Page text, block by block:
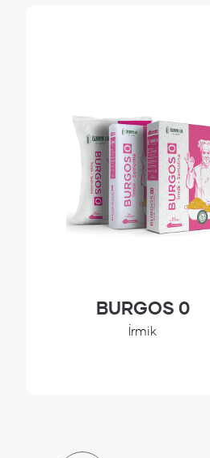
BURGOS 0
İrmik